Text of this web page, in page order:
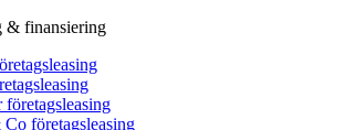
& finansiering
företagsleasing
företagsleasing